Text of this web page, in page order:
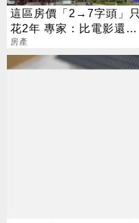
這區房價「2→7字頭」只
花2年 專家：比電影還離
譜
房產